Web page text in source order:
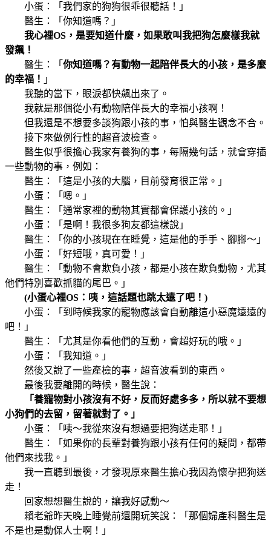
小蛋：「我們家的狗狗很乖很聽話！」
醫生：「你知道嗎？」
我心裡OS，是要知道什麼，如果敢叫我把狗怎麼樣我就
發飆！
醫生：「 你知道嗎？有動物一起陪伴長大的小孩，是多麼
的幸福！ 」
我聽的當下，眼淚都快飆出來了。
我就是那個從小有動物陪伴長大的幸福小孩啊！
但我還是不想要多談狗跟小孩的事，怕與醫生觀念不合。
接下來做例行性的超音波檢查。
醫生似乎很擔心我家有養狗的事，每隔幾句話，就會穿插
一些動物的事，例如：
醫生：「這是小孩的大腦，目前發育很正常。」
小蛋：「嗯。」
醫生：「通常家裡的動物其實都會保護小孩的。」
小蛋：「是啊！我很多狗友都這樣說」
醫生：「你的小孩現在在睡覺，這是他的手手、腳腳～」
小蛋：「好短哦，真可愛！」
醫生：「動物不會欺負小孩，都是小孩在欺負動物，尤其
他們特別喜歡抓貓的尾巴。」
(小蛋心裡OS：咦，這話題也跳太遠了吧！)
小蛋：「到時候我家的寵物應該會自動離這小惡魔遠遠的
吧！」
醫生：「尤其是你看他們的互動，會超好玩的哦。」
小蛋：「我知道。」
然後又說了一些產檢的事，超音波看到的東西。
最後我要離開的時候，醫生說：
「養寵物對小孩沒有不好，反而好處多多，所以就不要想
小狗們的去留，留著就對了。」
小蛋：「咦～我從來沒有想過要把狗送走耶！」
醫生：「如果你的長輩對養狗跟小孩有任何的疑問，都帶
他們來找我。」
我一直聽到最後，才發現原來醫生擔心我因為懷孕把狗送
走！
回家想想醫生說的，讓我好感動～
賴老爺昨天晚上睡覺前還開玩笑說：「那個婦產科醫生是
不是也是動保人士啊！」